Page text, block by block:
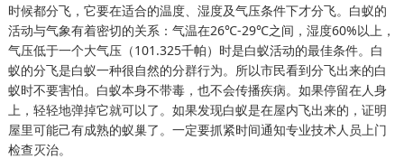
时候都分飞，它要在适合的温度、湿度及气压条件下才分飞。白蚁的
活动与气象有着密切的关系：气温在26℃-29℃之间，湿度60%以上，
气压低于一个大气压（101.325千帕）时是白蚁活动的最佳条件。白
蚁的分飞是白蚁一种很自然的分群行为。所以市民看到分飞出来的白
蚁时不要害怕。白蚁本身不带毒，也不会传播疾病。如果停留在人身
上，轻轻地弹掉它就可以了。如果发现白蚁是在屋内飞出来的，证明
屋里可能己有成熟的蚁巢了。一定要抓紧时间通知专业技术人员上门
检查灭治。